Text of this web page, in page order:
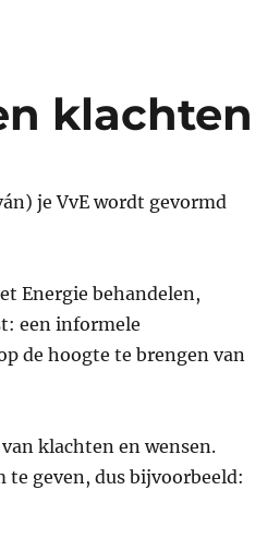
klachten
je VvE wordt gevormd
Energie behandelen,
een informele
de hoogte te brengen van
klachten en wensen.
geven, dus bijvoorbeeld: